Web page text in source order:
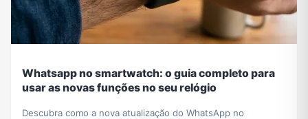
Whatsapp no smartwatch: o guia completo para
usar as novas funções no seu relógio
Descubra como a nova atualização do WhatsApp no